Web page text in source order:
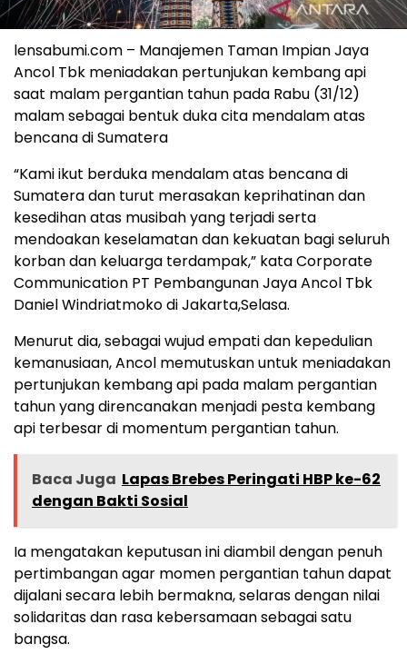
lensabumi.com – Manajemen Taman Impian Jaya
Ancol Tbk meniadakan pertunjukan kembang api
saat malam pergantian tahun pada Rabu (31/12)
malam sebagai bentuk duka cita mendalam atas
bencana di Sumatera
“Kami ikut berduka mendalam atas bencana di
Sumatera dan turut merasakan keprihatinan dan
kesedihan atas musibah yang terjadi serta
mendoakan keselamatan dan kekuatan bagi seluruh
korban dan keluarga terdampak,” kata Corporate
Communication PT Pembangunan Jaya Ancol Tbk
Daniel Windriatmoko di Jakarta,Selasa.
Menurut dia, sebagai wujud empati dan kepedulian
kemanusiaan, Ancol memutuskan untuk meniadakan
pertunjukan kembang api pada malam pergantian
tahun yang direncanakan menjadi pesta kembang
api terbesar di momentum pergantian tahun.
Baca Juga Lapas Brebes Peringati HBP ke-62
dengan Bakti Sosial
Ia mengatakan keputusan ini diambil dengan penuh
pertimbangan agar momen pergantian tahun dapat
dijalani secara lebih bermakna, selaras dengan nilai
solidaritas dan rasa kebersamaan sebagai satu
bangsa.